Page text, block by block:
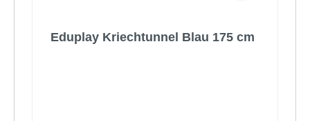
Eduplay Kriechtunnel Blau 175 cm